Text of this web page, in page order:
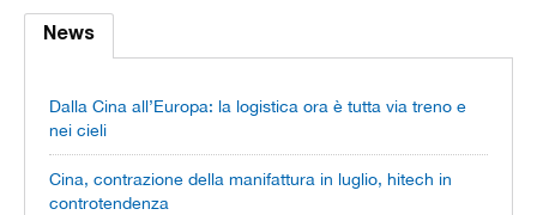
News
Dalla Cina all’Europa: la logistica ora è tutta via treno e
nei cieli
Cina, contrazione della manifattura in luglio, hitech in
controtendenza